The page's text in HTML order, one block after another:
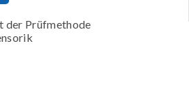
der Prüfmethode